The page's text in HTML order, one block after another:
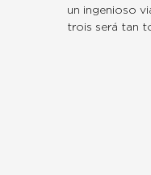
un ingenioso
trois será tan